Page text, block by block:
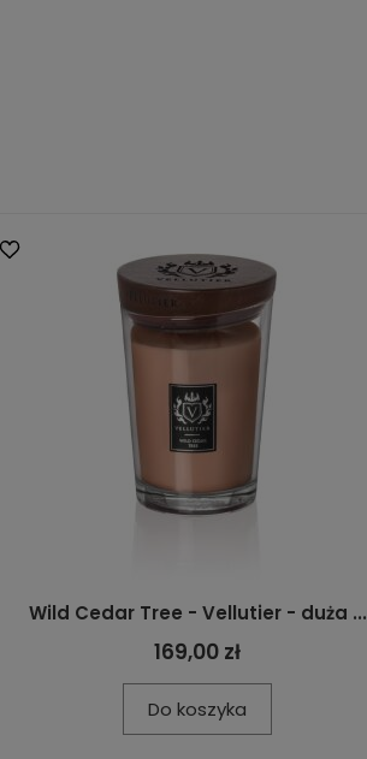
Wild Cedar Tree - Vellutier - duża ...
169,00 zł
Do koszyka